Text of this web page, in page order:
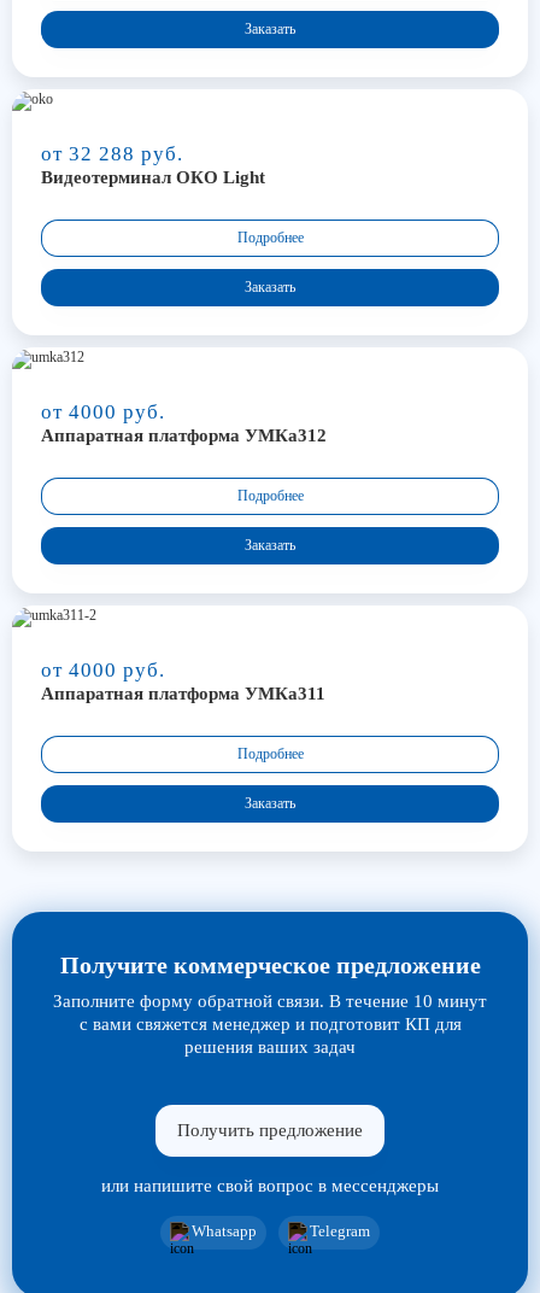
Заказать
от 32 288 руб.
Видеотерминал ОКО Light
Подробнее
Заказать
от 4000 руб.
Аппаратная платформа УМКа312
Подробнее
Заказать
от 4000 руб.
Аппаратная платформа УМКа311
Подробнее
Заказать
Получите коммерческое предложение
Заполните форму обратной связи. В течение 10 минут
с вами свяжется менеджер и подготовит КП для
решения ваших задач
Получить предложение
или напишите свой вопрос в мессенджеры
Whatsapp Telegram